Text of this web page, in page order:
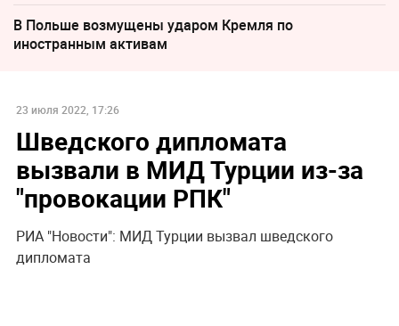
В Польше возмущены ударом Кремля по
иностранным активам
23 июля 2022, 17:26
Шведского дипломата
вызвали в МИД Турции из-за
"провокации РПК"
РИА "Новости": МИД Турции вызвал шведского
дипломата